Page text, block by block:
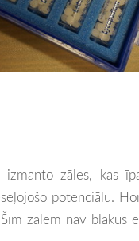
zāles, kas
potenciālu.
zālēm nav blakus